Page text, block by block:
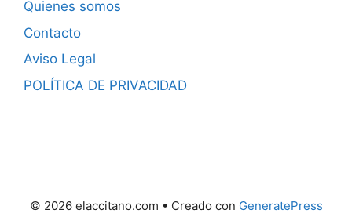
Quienes somos
Contacto
Aviso Legal
POLÍTICA DE PRIVACIDAD
© 2026 elaccitano.com • Creado con GeneratePress